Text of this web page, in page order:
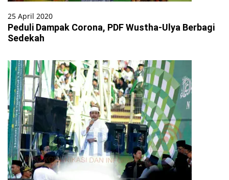
25 April 2020
Peduli Dampak Corona, PDF Wustha-Ulya Berbagi
Sedekah